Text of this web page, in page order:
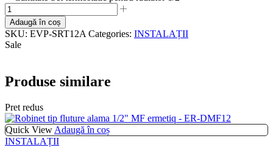
Adaugă în coș
SKU: EVP-SRT12A Categories: INSTALAȚII
Sale
Produse similare
Pret redus
Quick View Adaugă în coș
INSTALAȚII